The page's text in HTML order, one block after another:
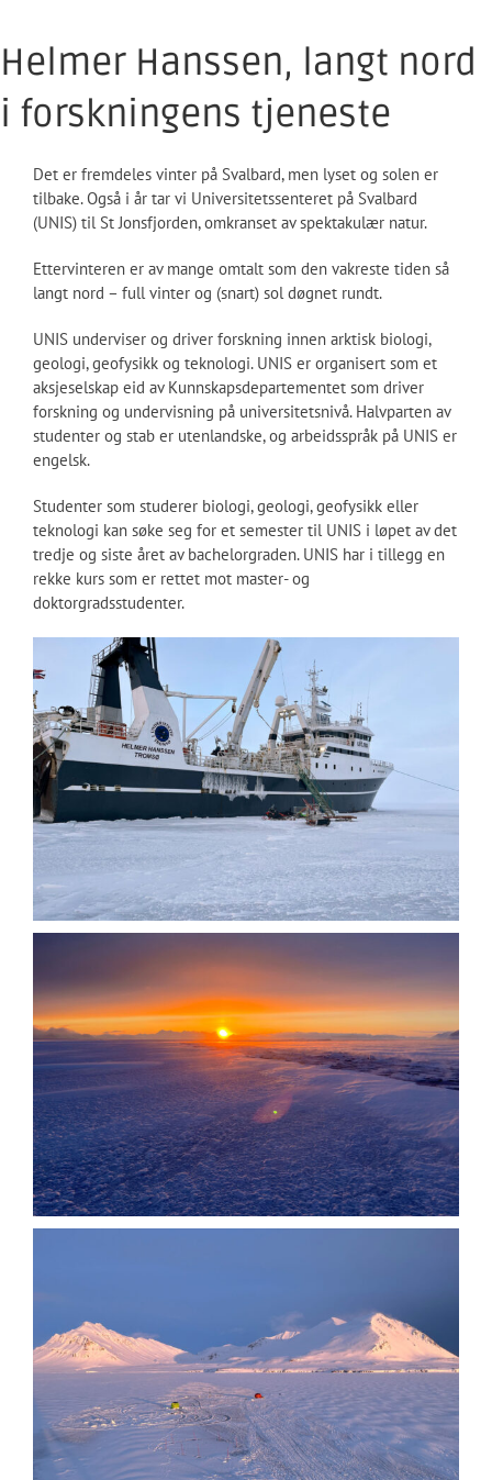
Helmer Hanssen, langt nord
i forskningens tjeneste
Det er fremdeles vinter på Svalbard, men lyset og solen er
tilbake. Også i år tar vi Universitetssenteret på Svalbard
(UNIS) til St Jonsfjorden, omkranset av spektakulær natur.
Ettervinteren er av mange omtalt som den vakreste tiden så
langt nord – full vinter og (snart) sol døgnet rundt.
UNIS underviser og driver forskning innen arktisk biologi,
geologi, geofysikk og teknologi. UNIS er organisert som et
aksjeselskap eid av Kunnskapsdepartementet som driver
forskning og undervisning på universitetsnivå. Halvparten av
studenter og stab er utenlandske, og arbeidsspråk på UNIS er
engelsk.
Studenter som studerer biologi, geologi, geofysikk eller
teknologi kan søke seg for et semester til UNIS i løpet av det
tredje og siste året av bachelorgraden. UNIS har i tillegg en
rekke kurs som er rettet mot master- og
doktorgradsstudenter.